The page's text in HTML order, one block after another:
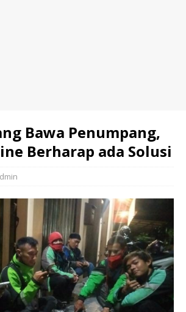
Bawa Penumpang,
Berharap ada Solusi